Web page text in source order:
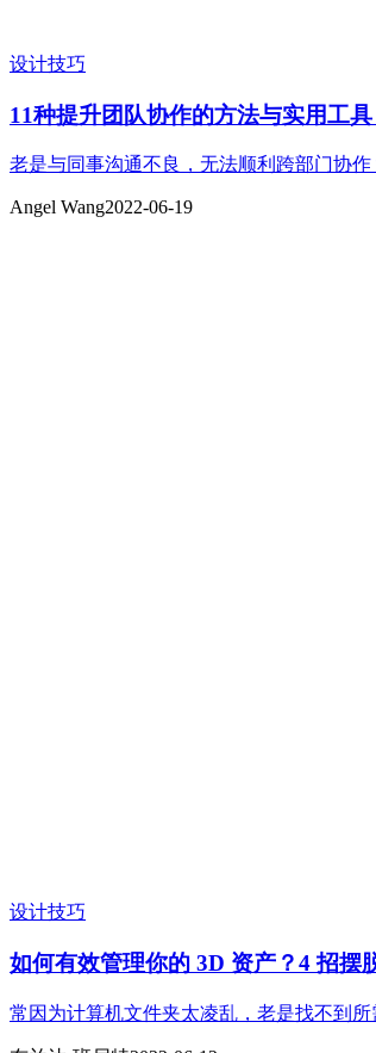
设计技巧
11种提升团队协作的方法与实用工
老是与同事沟通不良，无法顺利跨部门协
Angel Wang2022-06-19
设计技巧
如何有效管理你的 3D 资产？4 招摆
常因为计算机文件夹太凌乱，老是找不到